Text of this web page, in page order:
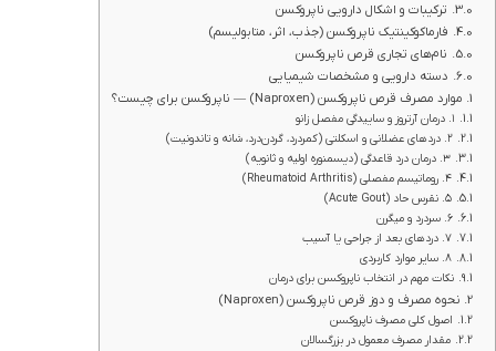
ترکیبات و اشکال دارویی ناپروکسن
فارماکوکینتیک ناپروکسن (جذب، اثر، متابولیسم)
نام‌های تجاری قرص ناپروکسن
دسته دارویی و مشخصات شیمیایی
موارد مصرف قرص ناپروکسن (Naproxen) — ناپروکسن برای چیست؟
نکات مهم در انتخاب ناپروکسن برای درمان
نحوه مصرف و دوز قرص ناپروکسن (Naproxen)
اصول کلی مصرف ناپروکسن
مقدار مصرف معمول در بزرگسالان